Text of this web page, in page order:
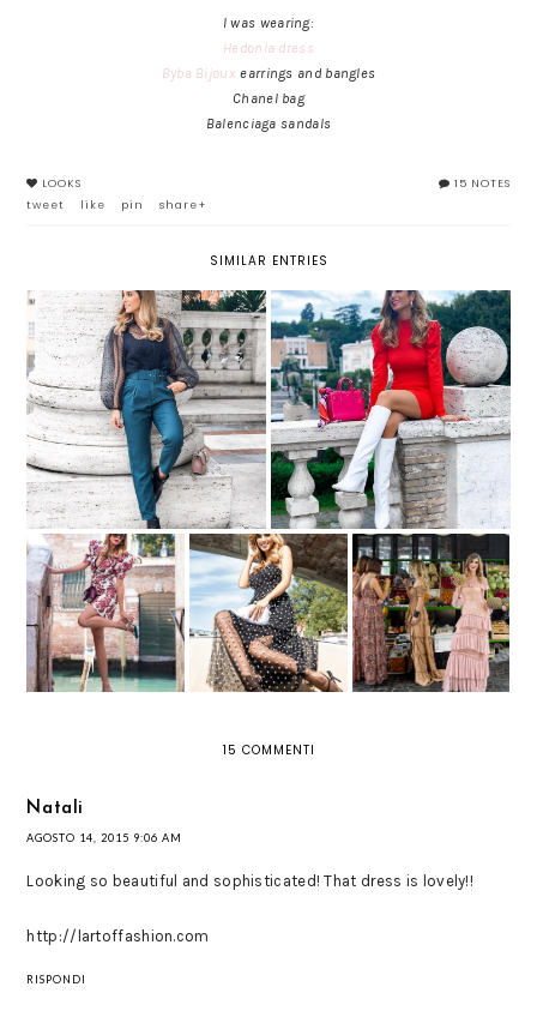
I was wearing:
Hedonia dress
Byba Bijoux earrings and bangles
Chanel bag
Balenciaga sandals
15 NOTES
LOOKS
tweet
like pin share+
SIMILAR ENTRIES
PANTALONI: DUE MODELLI DA
NON PERDERE QUEST'INVERNO
3 LOOK PER AFFRONTARE
L'AUTUNNO CON STILE GRAZIE
A LILY LULU
AROUND VENICE
A VENEZIA CON UN
ABITO ROMANTICO
E UNA BORSA DI
PIUME
TREND ESTATE
2019: MAXI DRESS
A BALZE
15 COMMENTI
Natali
AGOSTO 14, 2015 9:06 AM
Looking so beautiful and sophisticated! That dress is lovely!!
http://lartoffashion.com
RISPONDI